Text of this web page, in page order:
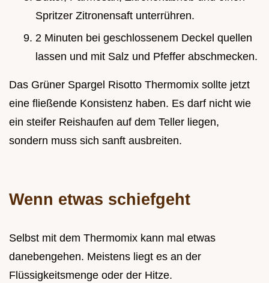
Spritzer Zitronensaft unterrühren.
2 Minuten bei geschlossenem Deckel quellen
lassen und mit Salz und Pfeffer abschmecken.
Das Grüner Spargel Risotto Thermomix sollte jetzt
eine fließende Konsistenz haben. Es darf nicht wie
ein steifer Reishaufen auf dem Teller liegen,
sondern muss sich sanft ausbreiten.
Wenn etwas schiefgeht
Selbst mit dem Thermomix kann mal etwas
danebengehen. Meistens liegt es an der
Flüssigkeitsmenge oder der Hitze.